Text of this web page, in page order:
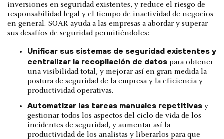
inversiones en seguridad existentes, y reduce el riesgo de
responsabilidad legal y el tiempo de inactividad de negocios
en general. SOAR ayuda a las empresas a abordar y superar
sus desafíos de seguridad permitiéndoles:
Unificar sus sistemas de seguridad existentes y
centralizar la recopilación de datos para obtener
una visibilidad total, y mejorar así en gran medida la
postura de seguridad de la empresa y la eficiencia y
productividad operativas.
Automatizar las tareas manuales repetitivas y
gestionar todos los aspectos del ciclo de vida de los
incidentes de seguridad, y aumentar así la
productividad de los analistas y liberarlos para que